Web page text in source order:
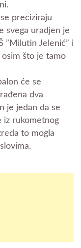
preciziraju
svega uradjen je
”Milutin Jelenić” i
što je tamo
će se
dva
je jedan da se
iz rukometnog
to mogla